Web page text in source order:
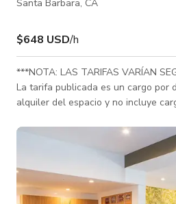
Santa Barbara, CA
$648 USD/h
***NOTA: LAS TARIFAS VARÍAN
La tarifa publicada es un cargo por
alquiler del espacio y no incluye
primero la tarifa total del paquete
bebida o TARIFA
varía según la hora y el día. Nuestro lugar está disponible
para eventos privados, dentro de
el patio. Nos en